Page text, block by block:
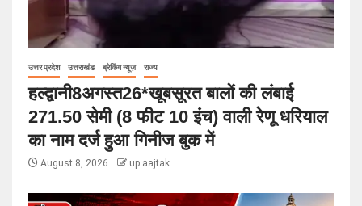
उत्तर प्रदेश उत्तराखंड ब्रेकिंग न्यूज़ राज्य
हल्द्वानी8अगस्त26*खूबसूरत बालों की लंबाई
271.50 सेमी (8 फीट 10 इंच) वाली रेणू धरियाल
का नाम दर्ज हुआ गिनीज बुक में
August 8, 2026 up aajtak